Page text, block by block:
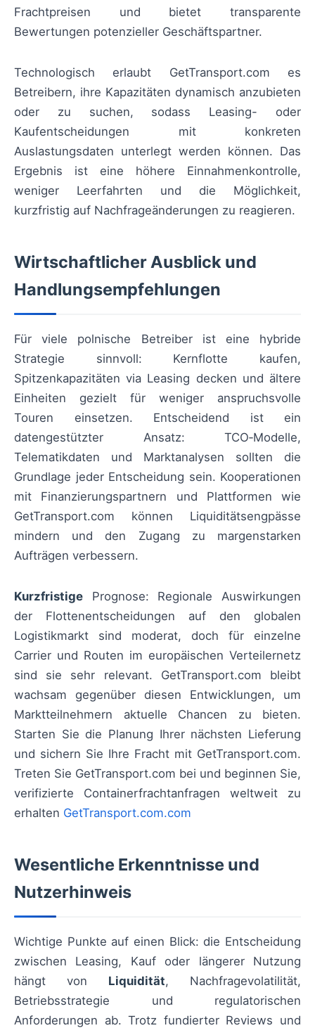
Frachtpreisen und bietet transparente
Bewertungen potenzieller Geschäftspartner.
Technologisch erlaubt GetTransport.com es
Betreibern, ihre Kapazitäten dynamisch anzubieten
oder zu suchen, sodass Leasing- oder
Kaufentscheidungen mit konkreten
Auslastungsdaten unterlegt werden können. Das
Ergebnis ist eine höhere Einnahmenkontrolle,
weniger Leerfahrten und die Möglichkeit,
kurzfristig auf Nachfrageänderungen zu reagieren.
Wirtschaftlicher Ausblick und
Handlungsempfehlungen
Für viele polnische Betreiber ist eine hybride
Strategie sinnvoll: Kernflotte kaufen,
Spitzenkapazitäten via Leasing decken und ältere
Einheiten gezielt für weniger anspruchsvolle
Touren einsetzen. Entscheidend ist ein
datengestützter Ansatz: TCO‑Modelle,
Telematikdaten und Marktanalysen sollten die
Grundlage jeder Entscheidung sein. Kooperationen
mit Finanzierungspartnern und Plattformen wie
GetTransport.com können Liquiditätsengpässe
mindern und den Zugang zu margenstarken
Aufträgen verbessern.
Kurzfristige Prognose: Regionale Auswirkungen
der Flottenentscheidungen auf den globalen
Logistikmarkt sind moderat, doch für einzelne
Carrier und Routen im europäischen Verteilernetz
sind sie sehr relevant. GetTransport.com bleibt
wachsam gegenüber diesen Entwicklungen, um
Marktteilnehmern aktuelle Chancen zu bieten.
Starten Sie die Planung Ihrer nächsten Lieferung
und sichern Sie Ihre Fracht mit GetTransport.com.
Treten Sie GetTransport.com bei und beginnen Sie,
verifizierte Containerfrachtanfragen weltweit zu
erhalten GetTransport.com.com
Wesentliche Erkenntnisse und
Nutzerhinweis
Wichtige Punkte auf einen Blick: die Entscheidung
zwischen Leasing, Kauf oder längerer Nutzung
hängt von Liquidität, Nachfragevolatilität,
Betriebsstrategie und regulatorischen
Anforderungen ab. Trotz fundierter Reviews und